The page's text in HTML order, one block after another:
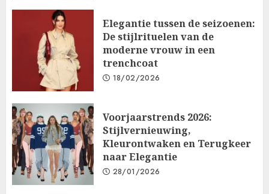
Elegantie tussen de seizoenen:
De stijlrituelen van de
moderne vrouw in een
trenchcoat
18/02/2026
Voorjaarstrends 2026:
Stijlvernieuwing,
Kleurontwaken en Terugkeer
naar Elegantie
28/01/2026